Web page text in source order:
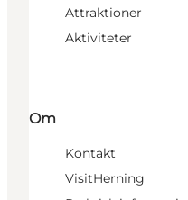
Attraktioner
Aktiviteter
Om
Kontakt
VisitHerning